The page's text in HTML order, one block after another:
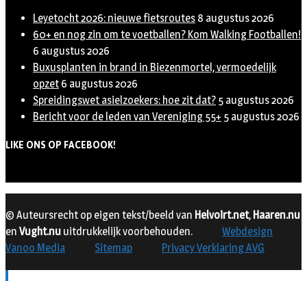
Leyetocht 2026: nieuwe fietsroutes 8 augustus 2026
60+ en nog zin om te voetballen? Kom Walking Footballen!
6 augustus 2026
Buxusplanten in brand in Biezenmortel, vermoedelijk
opzet 6 augustus 2026
Spreidingswet asielzoekers: hoe zit dat? 5 augustus 2026
Bericht voor de leden van Vereniging 55+ 5 augustus 2026
LIKE ONS OP FACEBOOK!
© Auteursrecht op eigen tekst/beeld van Helvoirt.net, Haaren.nu
en Vught.nu uitdrukkelijk voorbehouden.
Webdesign
Vanoo Media
Sitemap Privacy Verklaring AVG